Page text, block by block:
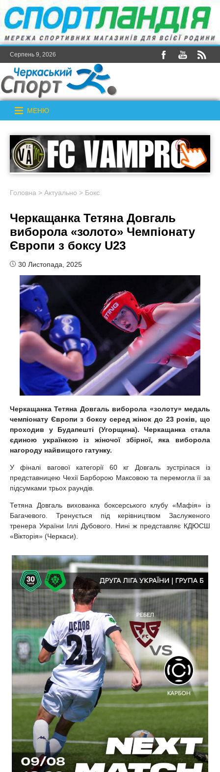
Серпень 9, 2026
МЕНЮ
Головна > Актуально > Бокс
Черкащанка Тетяна Довгаль
виборола «золото» Чемпіонату
Європи з боксу U23
30 Листопада, 2025
Черкащанка Тетяна Довгаль виборола «золоту» медаль
чемпіонату Європи з боксу серед жінок до 23 років, що
проходив у Будапешті (Угорщина). Черкащанка стала
єдиною українкою із жіночої збірної, яка виборола
нагороду найвищого гатунку.
У фіналі вагової категорії 60 кг Довгаль зустрілася із
представницею Чехії Барборою Максовою та перемогла її за
підсумками трьох раундів.
Тетяна Довгаль вихованка боксерського клубу «Мафія» із
Багачевого. Тренується під керівництвом Заслуженого
тренера України Іллі Дубового. Нині ж представляє КДЮСШ
«Вікторія» (Черкаси).